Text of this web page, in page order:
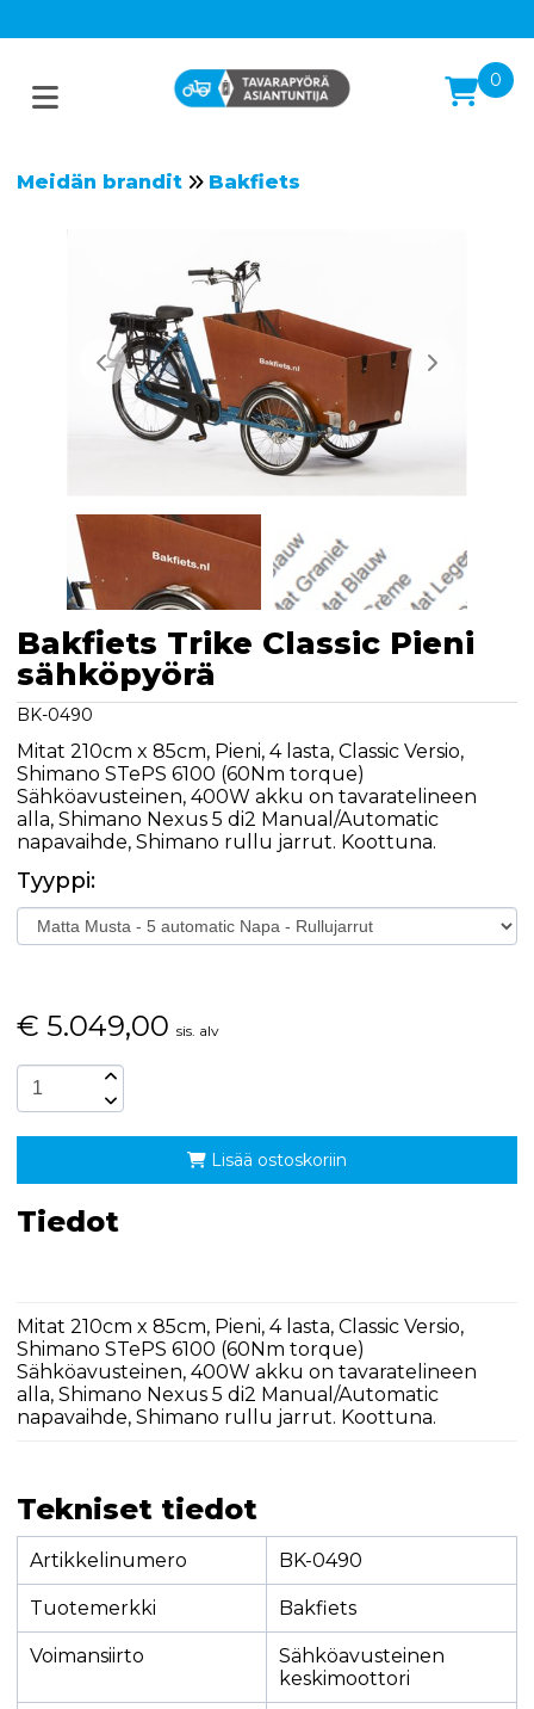
0
Meidän brandit Bakfiets
Bakfiets Trike Classic Pieni
sähköpyörä
BK-0490
Mitat 210cm x 85cm, Pieni, 4 lasta, Classic Versio,
Shimano STePS 6100 (60Nm torque)
Sähköavusteinen, 400W akku on tavaratelineen
alla, Shimano Nexus 5 di2 Manual/Automatic
napavaihde, Shimano rullu jarrut. Koottuna.
Tyyppi:
€ 5.049,00 sis. alv
Lisää ostoskoriin
Tiedot
Mitat 210cm x 85cm, Pieni, 4 lasta, Classic Versio,
Shimano STePS 6100 (60Nm torque)
Sähköavusteinen, 400W akku on tavaratelineen
alla, Shimano Nexus 5 di2 Manual/Automatic
napavaihde, Shimano rullu jarrut. Koottuna.
Tekniset tiedot
Artikkelinumero BK-0490
Tuotemerkki Bakfiets
Voimansiirto
Sähköavusteinen
keskimoottori